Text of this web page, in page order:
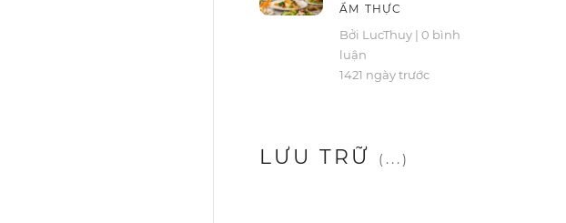
ẨM THỰC
Bởi LucThuy | 0 bình
luận
1421 ngày trước
LƯU TRỮ (...)